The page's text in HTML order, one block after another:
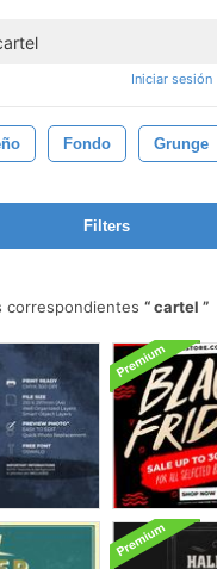
Iniciar sesión
Fondo Grunge
Filters
correspondientes
cartel